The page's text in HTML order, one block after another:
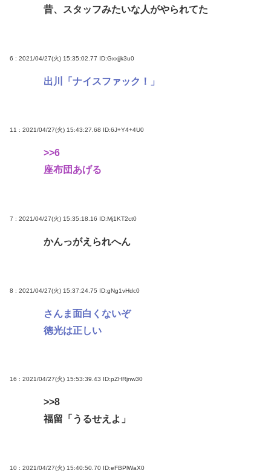
昔、スタッフみたいな人がやられてた
6 : 2021/04/27(火) 15:35:02.77 ID:Gxxjjk3u0
出川「ナイスファック！」
11 : 2021/04/27(火) 15:43:27.68 ID:6J+Y4+4U0
>>6
座布団あげる
7 : 2021/04/27(火) 15:35:18.16 ID:Mj1KT2ct0
かんっがえられへん
8 : 2021/04/27(火) 15:37:24.75 ID:gNg1vHdc0
さんま面白くないぞ
徳光は正しい
16 : 2021/04/27(火) 15:53:39.43 ID:pZHRjnw30
>>8
福留「うるせえよ」
10 : 2021/04/27(火) 15:40:50.70 ID:eFBPlWaX0